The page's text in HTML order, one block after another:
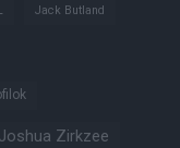
Jack Butland
Joshua Zirkzee